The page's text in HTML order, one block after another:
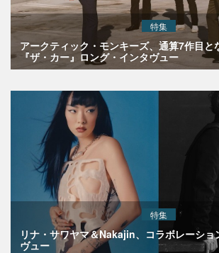
特集
アークティック・モンキーズ、通算7作目と
『ザ・カー』ロング・インタヴュー
特集
リナ・サワヤマ＆Nakajin、コラボレーショ
ヴュー